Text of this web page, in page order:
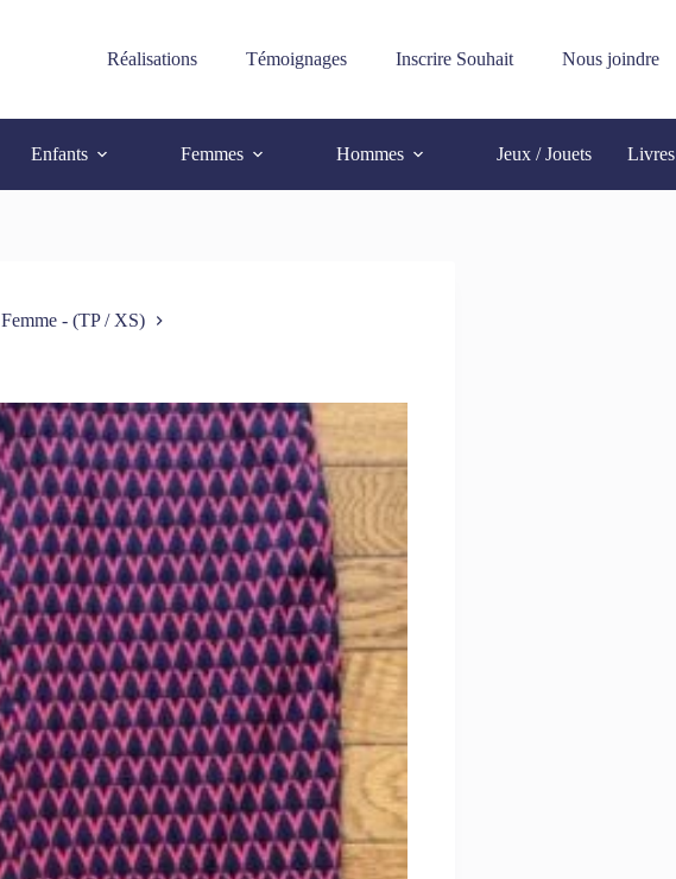
Réalisations Témoignages Inscrire Souhait Nous joindre
Enfants Femmes Hommes Jeux / Jouets Livres
Femme - (TP / XS)